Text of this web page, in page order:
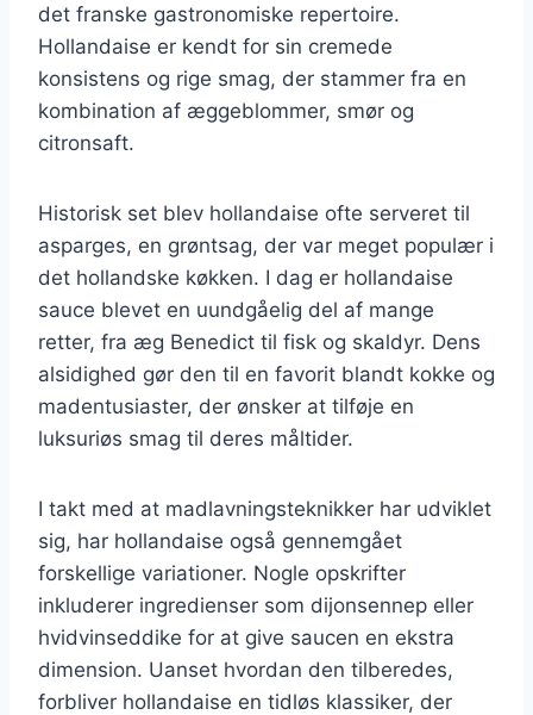
det franske gastronomiske repertoire.
Hollandaise er kendt for sin cremede
konsistens og rige smag, der stammer fra en
kombination af æggeblommer, smør og
citronsaft.
Historisk set blev hollandaise ofte serveret til
asparges, en grøntsag, der var meget populær i
det hollandske køkken. I dag er hollandaise
sauce blevet en uundgåelig del af mange
retter, fra æg Benedict til fisk og skaldyr. Dens
alsidighed gør den til en favorit blandt kokke og
madentusiaster, der ønsker at tilføje en
luksuriøs smag til deres måltider.
I takt med at madlavningsteknikker har udviklet
sig, har hollandaise også gennemgået
forskellige variationer. Nogle opskrifter
inkluderer ingredienser som dijonsennep eller
hvidvinseddike for at give saucen en ekstra
dimension. Uanset hvordan den tilberedes,
forbliver hollandaise en tidløs klassiker, der